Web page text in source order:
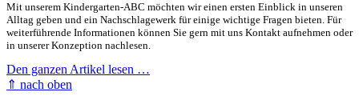
Mit unserem Kindergarten-ABC möchten wir einen ersten Einblick in unseren
Alltag geben und ein Nachschlagewerk für einige wichtige Fragen bieten. Für
weiterführende Informationen können Sie gern mit uns Kontakt aufnehmen oder
in unserer Konzeption nachlesen.
Den ganzen Artikel lesen …
⇑ nach oben